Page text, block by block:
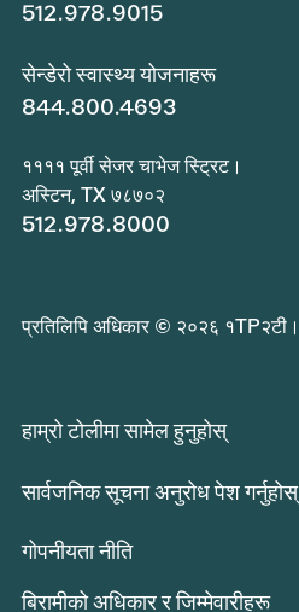
512.978.9015
सेन्डेरो स्वास्थ्य योजनाहरू
844.800.4693
११११ पूर्वी सेजर चाभेज स्ट्रिट।
अस्टिन, TX ७८७०२
512.978.8000
प्रतिलिपि अधिकार © २०२६
हाम्रो टोलीमा सामेल हुनुहोस्
सार्वजनिक सूचना अनुरोध पेश गर्नुहोस्
गोपनीयता नीति
बिरामीको अधिकार र जिम्मेवारीहरू